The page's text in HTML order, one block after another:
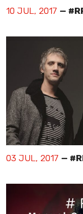
10 JUL, 2017 —
03 JUL, 2017 —